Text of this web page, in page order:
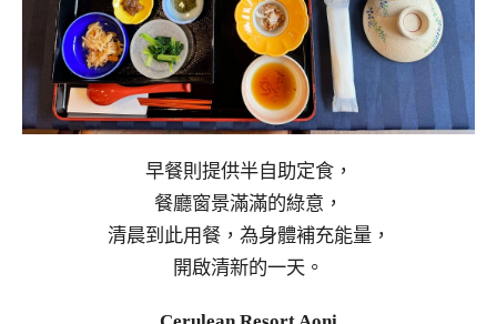
早餐則提供半自助定食，
餐廳窗景滿滿的綠意，
清晨到此用餐，為身體補充能量，
開啟清新的一天。